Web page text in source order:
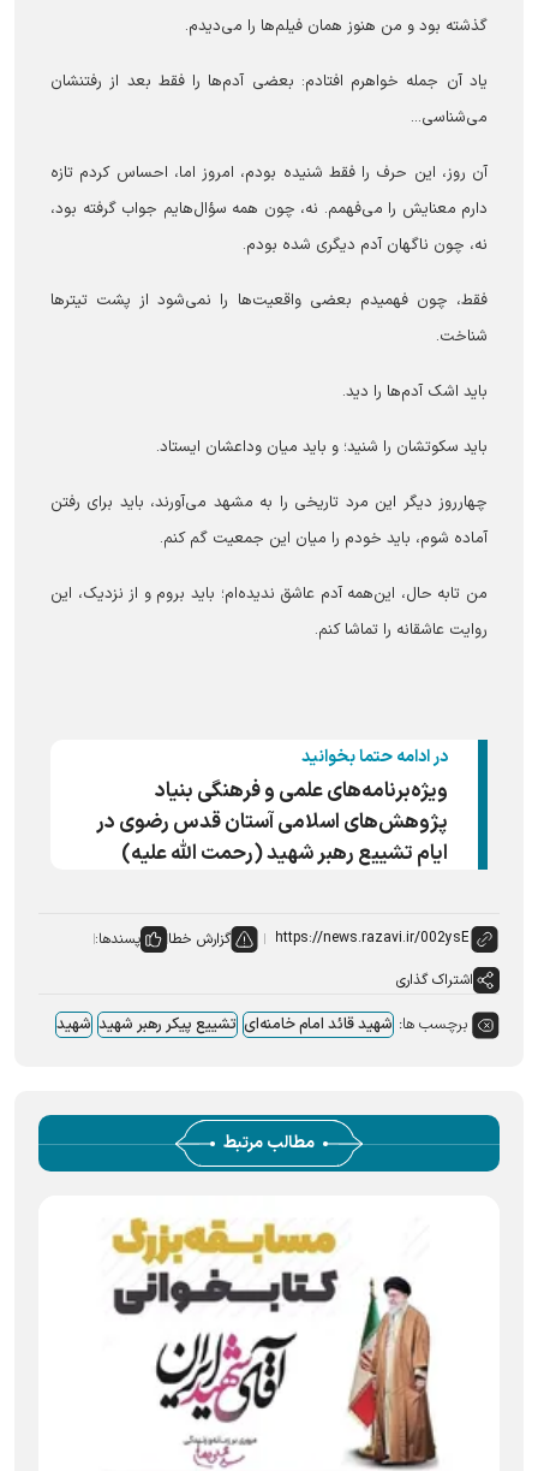
گذشته بود و من هنوز همان فیلم‌ها را می‌دیدم.
یاد آن جمله خواهرم افتادم: بعضی آدم‌ها را فقط بعد از رفتنشان
می‌شناسی...
آن روز، این حرف را فقط شنیده بودم، امروز اما، احساس کردم تازه
دارم معنایش را می‌فهمم. نه، چون همه سؤال‌هایم جواب گرفته بود،
نه، چون ناگهان آدم دیگری شده بودم.
فقط، چون فهمیدم بعضی واقعیت‌ها را نمی‌شود از پشت تیتر‌ها
شناخت.
باید اشک آدم‌ها را دید.
باید سکوتشان را شنید؛ و باید میان وداعشان ایستاد.
چهارروز دیگر این مرد تاریخی را به مشهد می‌آورند، باید برای رفتن
آماده شوم، باید خودم را میان این جمعیت گم کنم.
من تابه حال، این‌همه آدم عاشق ندیده‌ام؛ باید بروم و از نزدیک، این
روایت عاشقانه را تماشا کنم.
در ادامه حتما بخوانید
ویژه‌برنامه‌های علمی و فرهنگی بنیاد
پژوهش‌های اسلامی آستان قدس رضوی در
ایام تشییع رهبر شهید (رحمت الله علیه)
گزارش خطا
پسندها:
اشتراک گذاری
برچسب ها: شهید قائد امام خامنه‌ای تشییع پیکر رهبر شهید شهید
مطالب مرتبط